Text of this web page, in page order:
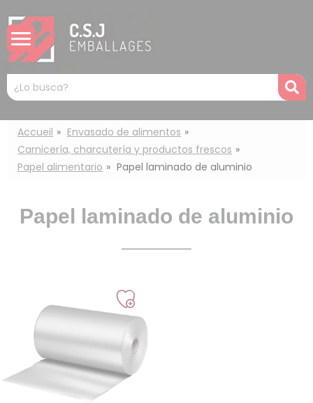
Mots
clés
:
Accueil
Envasado de alimentos
Carnicería, charcutería y productos frescos
Papel alimentario
Papel laminado de aluminio
Papel laminado de aluminio